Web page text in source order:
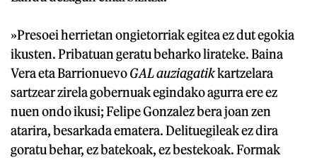
»Presoei herrietan ongietorriak egitea ez dut egokia
ikusten. Pribatuan geratu beharko lirateke. Baina
Vera eta BarrionuevoGAL auziagatikkartzelara
sartzear zirela gobernuak egindako agurra ere ez
nuen ondo ikusi; Felipe Gonzalez bera joan zen
atarira, besarkada ematera. Delituegileak ez dira
goratu behar, ez batekoak, ez bestekoak. Formak